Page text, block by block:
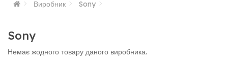
Виробник Sony
Sony
Немає жодного товару даного виробника.